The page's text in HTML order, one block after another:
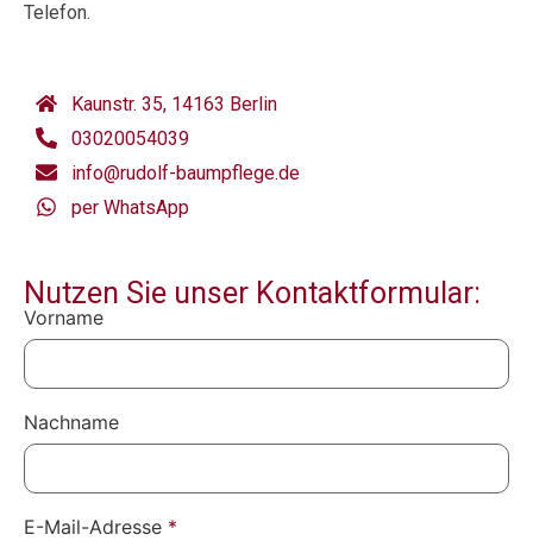
Telefon.
Nutzen Sie unser Kontaktformular:
Vorname
Nachname
E-Mail-Adresse *
Kaunstr. 35, 14163 Berlin
03020054039
info@rudolf-baumpflege.de
per WhatsApp